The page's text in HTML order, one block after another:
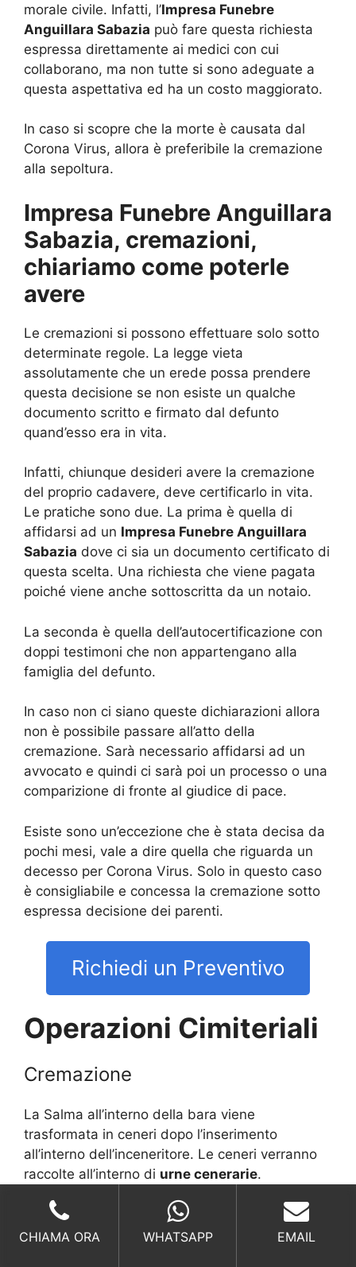
morale civile. Infatti, l’Impresa Funebre
Anguillara Sabazia può fare questa richiesta
espressa direttamente ai medici con cui
collaborano, ma non tutte si sono adeguate a
questa aspettativa ed ha un costo maggiorato.
In caso si scopre che la morte è causata dal
Corona Virus, allora è preferibile la cremazione
alla sepoltura.
Impresa Funebre Anguillara
Sabazia, cremazioni,
chiariamo come poterle
avere
Le cremazioni si possono effettuare solo sotto
determinate regole. La legge vieta
assolutamente che un erede possa prendere
questa decisione se non esiste un qualche
documento scritto e firmato dal defunto
quand’esso era in vita.
Infatti, chiunque desideri avere la cremazione
del proprio cadavere, deve certificarlo in vita.
Le pratiche sono due. La prima è quella di
affidarsi ad un Impresa Funebre Anguillara
Sabazia dove ci sia un documento certificato di
questa scelta. Una richiesta che viene pagata
poiché viene anche sottoscritta da un notaio.
La seconda è quella dell’autocertificazione con
doppi testimoni che non appartengano alla
famiglia del defunto.
In caso non ci siano queste dichiarazioni allora
non è possibile passare all’atto della
cremazione. Sarà necessario affidarsi ad un
avvocato e quindi ci sarà poi un processo o una
comparizione di fronte al giudice di pace.
Esiste sono un’eccezione che è stata decisa da
pochi mesi, vale a dire quella che riguarda un
decesso per Corona Virus. Solo in questo caso
è consigliabile e concessa la cremazione sotto
espressa decisione dei parenti.
Richiedi un Preventivo
Operazioni Cimiteriali
Cremazione
La Salma all’interno della bara viene
trasformata in ceneri dopo l’inserimento
all’interno dell’inceneritore. Le ceneri verranno
raccolte all’interno di urne cenerarie.
modulo sostitutivo di notorietà
ladisposizione testamentaria del defunto.
CHIAMA ORA WHATSAPP EMAIL